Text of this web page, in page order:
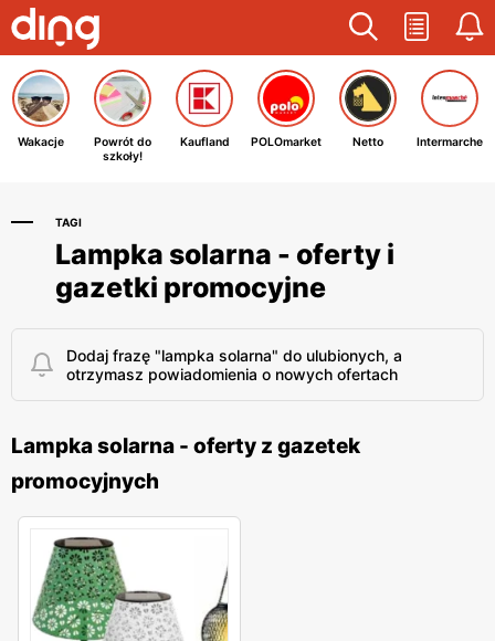
Wakacje
Powrót do
szkoły!
Kaufland POLOmarket Netto Intermarche
TAGI
Lampka solarna - oferty i
gazetki promocyjne
Dodaj frazę "lampka solarna" do ulubionych, a
otrzymasz powiadomienia o nowych ofertach
Lampka solarna - oferty z gazetek
promocyjnych